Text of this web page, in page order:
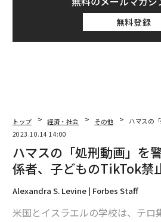
無料登録
トップ 経済・社会 その他
ハマスの
2023.10.14 14:00
ハマスの「処刑動画」を
係者、子どものTikTok禁
Alexandra S. Levine | Forbes Staff
米国とイスラエルの学校は、テロ